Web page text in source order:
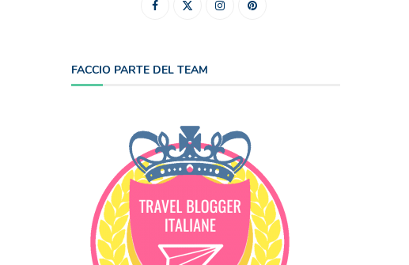
FACCIO PARTE DEL TEAM